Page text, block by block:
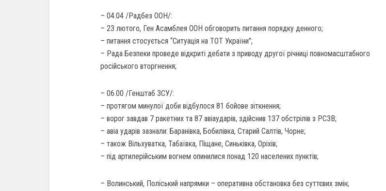
– 04.04 /Радбез ООН/:
– 23 лютого, Ген Асамблея ООН обговорить питання порядку денного;
– питання стосується “Ситуація на ТОТ України”;
– Рада Безпеки проведе відкриті дебати з приводу другої річниці повномасштабного
російського вторгнення;
– 06.00 /Генштаб ЗСУ/:
– протягом минулої доби відбулося 81 бойове зіткнення;
– ворог завдав 7 ракетних та 87 авіаударів, здійснив 137 обстрілів з РСЗВ;
– авіа ударів зазнали: Баранівка, Бобилівка, Старий Салтів, Чорне;
– також Вільхуватка, Табаївка, Піщане, Синьківка, Оріхів;
– під артилерійським вогнем опинилися понад 120 населених пунктів;
– Волинський, Поліський напрямки – оперативна обстановка без суттєвих змін;